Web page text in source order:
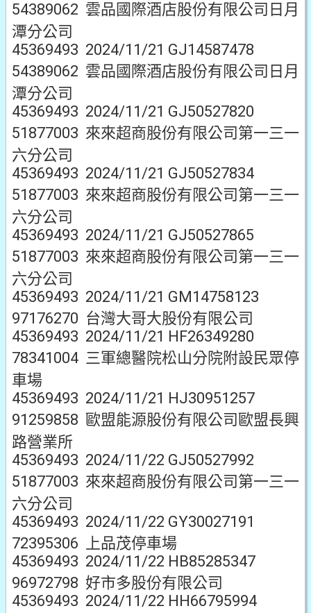
54389062 雲品國際酒店股份有限公司日月
潭分公司
45369493 2024/11/21 GJ14587478
54389062 雲品國際酒店股份有限公司日月
潭分公司
45369493 2024/11/21 GJ50527820
51877003 來來超商股份有限公司第一三一
六分公司
45369493 2024/11/21 GJ50527834
51877003 來來超商股份有限公司第一三一
六分公司
45369493 2024/11/21 GJ50527865
51877003 來來超商股份有限公司第一三一
六分公司
45369493 2024/11/21 GM14758123
97176270 台灣大哥大股份有限公司
45369493 2024/11/21 HF26349280
78341004 三軍總醫院松山分院附設民眾停
車場
45369493 2024/11/21 HJ30951257
91259858 歐盟能源股份有限公司歐盟長興
路營業所
45369493 2024/11/22 GJ50527992
51877003 來來超商股份有限公司第一三一
六分公司
45369493 2024/11/22 GY30027191
72395306 上品茂停車場
45369493 2024/11/22 HB85285347
96972798 好市多股份有限公司
45369493 2024/11/22 HH66795994